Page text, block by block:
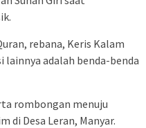
rebana, Keris Kalam
lainnya adalah benda-benda
rombongan menuju
di Desa Leran, Manyar.